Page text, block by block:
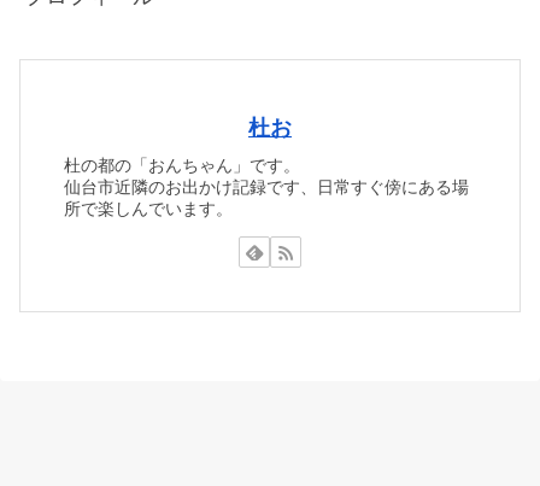
杜お
杜の都の「おんちゃん」です。
仙台市近隣のお出かけ記録です、日常すぐ傍にある場
所で楽しんでいます。